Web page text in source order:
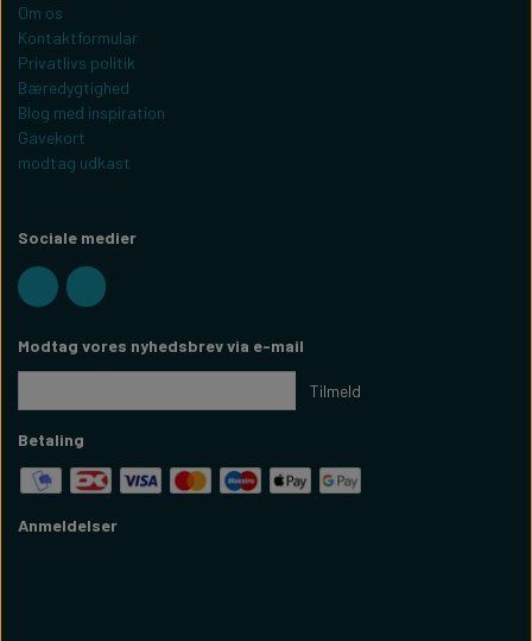
Om os
Kontaktformular
Privatlivs politik
Bæredygtighed
Blog med inspiration
Gavekort
modtag udkast
Sociale medier
Modtag vores nyhedsbrev via e-mail
Tilmeld
Betaling
Anmeldelser